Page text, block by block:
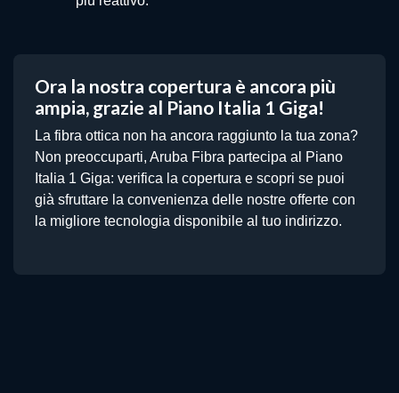
Ora la nostra copertura è ancora più
ampia, grazie al Piano Italia 1 Giga!
La fibra ottica non ha ancora raggiunto la tua zona?
Non preoccuparti, Aruba Fibra partecipa al Piano
Italia 1 Giga: verifica la copertura e scopri se puoi
già sfruttare la convenienza delle nostre offerte con
la migliore tecnologia disponibile al tuo indirizzo.